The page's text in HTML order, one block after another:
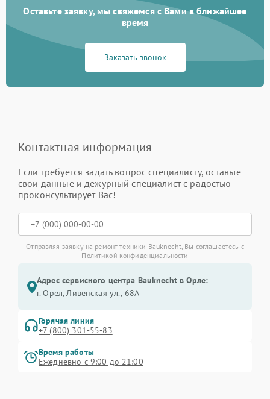
Оставьте заявку, мы свяжемся с Вами в ближайшее
время
Заказать звонок
Контактная информация
Если требуется задать вопрос специалисту, оставьте
свои данные и дежурный специалист с радостью
проконсультирует Вас!
Отправляя заявку на ремонт техники Bauknecht, Вы соглашаетесь с
Политикой конфиденциальности
Адрес сервисного центра Bauknecht в Орле:
г. Орёл, Ливенская ул., 68А
Горячая линия
+7 (800) 301-55-83
Время работы
Ежедневно с 9:00 до 21:00